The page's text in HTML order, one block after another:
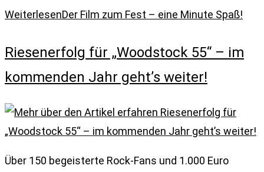
WeiterlesenDer Film zum Fest – eine Minute Spaß!
Riesenerfolg für „Woodstock 55“ – im
kommenden Jahr geht’s weiter!
Über 150 begeisterte Rock-Fans und 1.000 Euro